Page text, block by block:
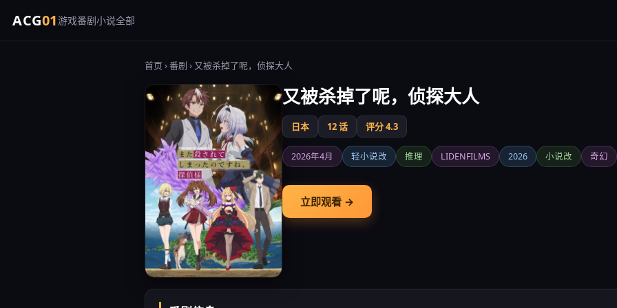
ACG01游戏番剧小说全部
首页 ›番剧 › 又被杀掉了呢，侦探大人
又被杀掉了呢，侦探大人
日本 12 话 评分 4.3
2026年4月 轻小说改 推理 LIDENFILMS 2026 小说改 奇幻
立即观看 →